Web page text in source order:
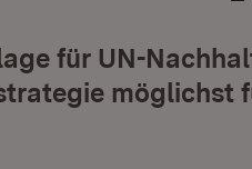
für UN-
möglichst